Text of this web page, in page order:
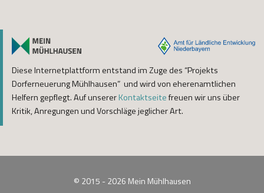
Diese Internetplattform entstand im Zuge des “Projekts
Dorferneuerung Mühlhausen” und wird von eherenamtlichen
Helfern gepflegt. Auf unsererKontaktseitefreuen wir uns über
Kritik, Anregungen und Vorschläge jeglicher Art.
© 2015 - 2026 Mein Mühlhausen